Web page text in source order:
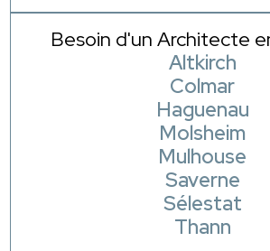
Besoin d'un Architecte
Altkirch
Colmar
Haguenau
Molsheim
Mulhouse
Saverne
Sélestat
Thann